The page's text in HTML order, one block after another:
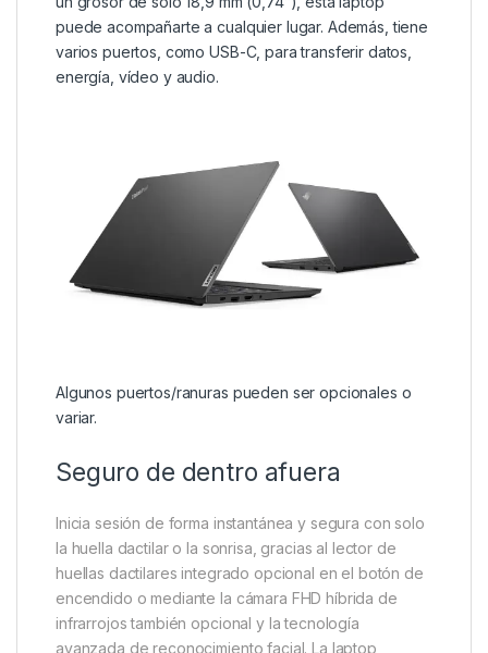
puede acompañarte a cualquier lugar. Además, tiene
varios puertos, como USB-C, para transferir datos,
energía, vídeo y audio.
Algunos puertos/ranuras pueden ser opcionales o
variar.
Seguro de dentro afuera
Inicia sesión de forma instantánea y segura con solo
la huella dactilar o la sonrisa, gracias al lector de
huellas dactilares integrado opcional en el botón de
encendido o mediante la cámara FHD híbrida de
infrarrojos también opcional y la tecnología
avanzada de reconocimiento facial. La laptop